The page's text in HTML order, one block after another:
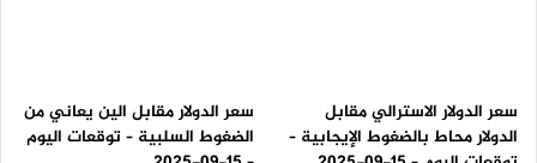
سعر الدولار الاسترالي مقابل
الدولار محاط بالضغوط الإيجابية –
سعر الدولار مقابل الين يعاني من
الضغوط السلبية – توقعات اليوم